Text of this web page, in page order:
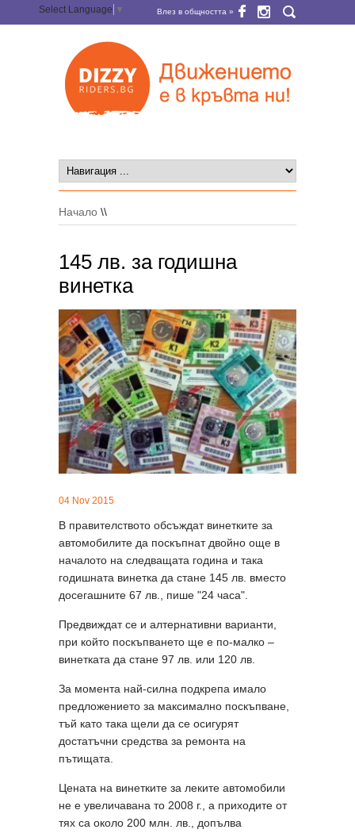
Select Language ▼ Влез в общността »
Начало \\
145 лв. за годишна
винетка
04 Nov 2015
В правителството обсъждат винетките за
автомобилите да поскъпнат двойно още в
началото на следващата година и така
годишната винетка да стане 145 лв. вместо
досегашните 67 лв., пише "24 часа".
Предвиждат се и алтернативни варианти,
при който поскъпването ще е по-малко –
винетката да стане 97 лв. или 120 лв.
За момента най-силна подкрепа имало
предложението за максимално поскъпване,
тъй като така щели да се осигурят
достатъчни средства за ремонта на
пътищата.
Цената на винетките за леките автомобили
не е увеличавана то 2008 г., а приходите от
тях са около 200 млн. лв., допълва